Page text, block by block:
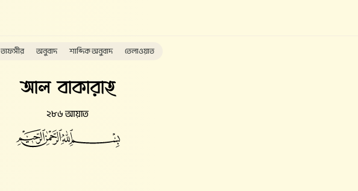
তাফসীর অনুবাদ শাব্দিক অনুবাদ তেলাওয়াত
আল বাকারাহ
২৮৬ আয়াত